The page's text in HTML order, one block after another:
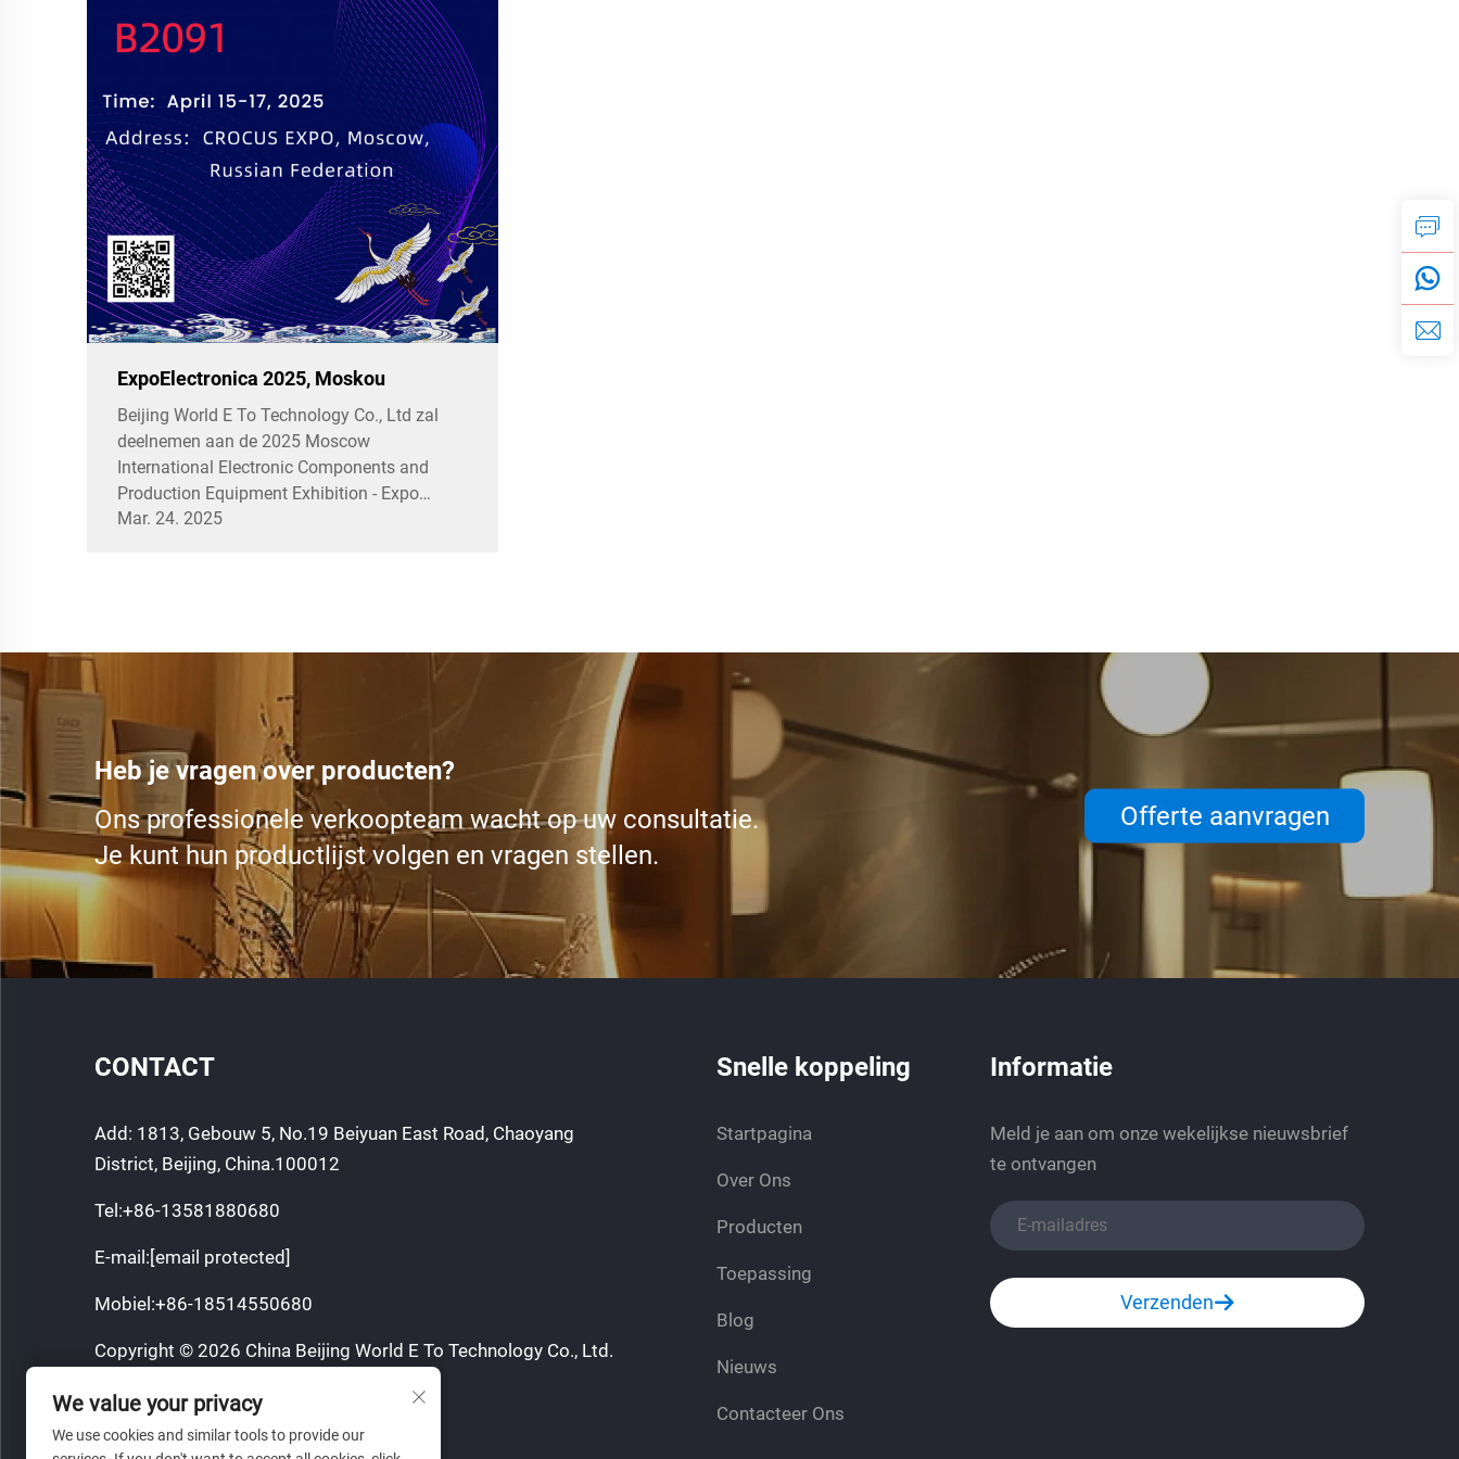
ExpoElectronica 2025, Moskou
Beijing World E To Technology Co., Ltd zal
deelnemen aan de 2025 Moscow
International Electronic Components and
Production Equipment Exhibition - Expo
Electronics 2025, die van 15 tot en met 17
Mar. 24. 2025
Heb je vragen over producten?
Ons professionele verkoopteam wacht op uw consultatie.
Je kunt hun productlijst volgen en vragen stellen.
Offerte aanvragen
CONTACT
Add: 1813, Gebouw 5, No.19 Beiyuan East Road, Chaoyang
District, Beijing, China.100012
Tel:+86-13581880680
E-mail: [email protected]
Mobiel:+86-18514550680
Copyright © 2026 China Beijing World E To Technology Co., Ltd.
Privacybeleid
Snelle koppeling
Startpagina
Over Ons
Producten
Toepassing
Blog
Nieuws
Contacteer Ons
Informatie
Meld je aan om onze wekelijkse nieuwsbrief
te ontvangen
Verzenden
We value your privacy
We use cookies and similar tools to provide our